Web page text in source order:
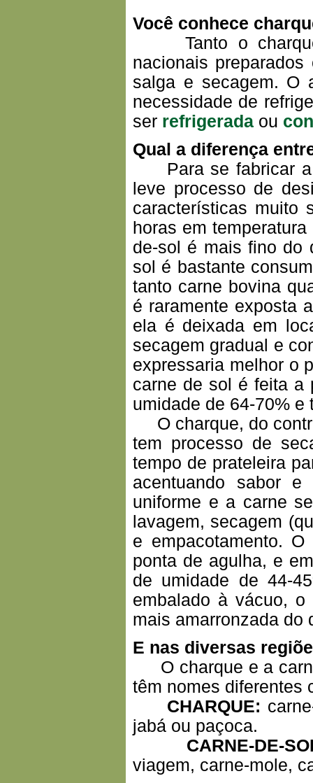
Você conhece
Tanto o charque
nacionais
salga e secagem. O
necessidade de
ser refrigerada ou
Qual a diferença
Para se fabricar a
leve processo de
características muito
horas em
de-sol é mais fino do
sol é bastante
tanto carne bovina
é raramente exposta
ela é deixada em
secagem gradual e
expressaria melhor o
carne de sol é feita a
umidade de 64-70% e
O charque, do
tem processo de
tempo de prateleira
acentuando sabor
uniforme e a carne
lavagem, secagem
e empacotamento.
ponta de agulha, e
de umidade de 44-
embalado à vácuo,
mais amarronzada do
E nas diversas
O charque e a
têm nomes diferentes
CHARQUE:
jabá ou paçoca.
CARNE-DE-
viagem, carne-mole,